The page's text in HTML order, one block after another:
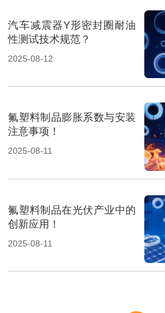
汽车减震器Y形密封圈耐油
性测试技术规范？
2025-08-12
氟塑料制品膨胀系数与安装
注意事项！
2025-08-11
氟塑料制品在光伏产业中的
创新应用！
2025-08-11